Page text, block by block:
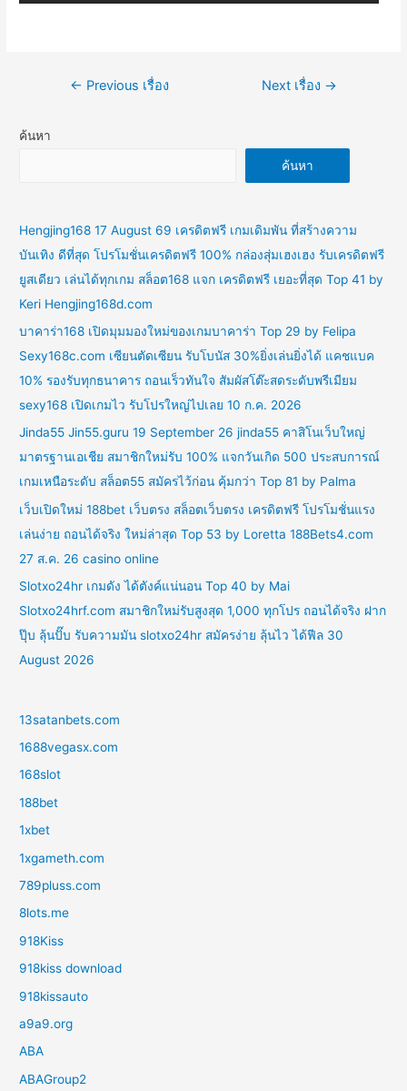
แนะแนว
← Previous เรื่อง Next เรื่อง →
ค้นหา
ค้นหา
Hengjing168 17 August 69 เครดิตฟรี เกมเดิมพัน ที่สร้างความ
บันเทิง ดีที่สุด โปรโมชั่นเครดิตฟรี 100% กล่องสุ่มเฮงเฮง รับเครดิตฟรี
ยูสเดียว เล่นได้ทุกเกม สล็อต168 แจก เครดิตฟรี เยอะที่สุด Top 41 by
Keri Hengjing168d.com
บาคาร่า168 เปิดมุมมองใหม่ของเกมบาคาร่า Top 29 by Felipa
Sexy168c.com เซียนตัดเซียน รับโบนัส 30%ยิ่งเล่นยิ่งได้ แคชแบค
10% รองรับทุกธนาคาร ถอนเร็วทันใจ สัมผัสโต๊ะสดระดับพรีเมียม
sexy168 เปิดเกมไว รับโปรใหญ่ไปเลย 10 ก.ค. 2026
Jinda55 Jin55.guru 19 September 26 jinda55 คาสิโนเว็บใหญ่
มาตรฐานเอเชีย สมาชิกใหม่รับ 100% แจกวันเกิด 500 ประสบการณ์
เกมเหนือระดับ สล็อต55 สมัครไว้ก่อน คุ้มกว่า Top 81 by Palma
เว็บเปิดใหม่ 188bet เว็บตรง สล็อตเว็บตรง เครดิตฟรี โปรโมชั่นแรง
เล่นง่าย ถอนได้จริง ใหม่ล่าสุด Top 53 by Loretta 188Bets4.com
27 ส.ค. 26 casino online
Slotxo24hr เกมดัง ได้ตังค์แน่นอน Top 40 by Mai
Slotxo24hrf.com สมาชิกใหม่รับสูงสุด 1,000 ทุกโปร ถอนได้จริง ฝาก
ปุ๊บ ลุ้นปั๊บ รับความมัน slotxo24hr สมัครง่าย ลุ้นไว ได้ฟีล 30
August 2026
13satanbets.com
1688vegasx.com
168slot
188bet
1xbet
1xgameth.com
789pluss.com
8lots.me
918Kiss
918kiss download
918kissauto
a9a9.org
ABA
ABAGroup2